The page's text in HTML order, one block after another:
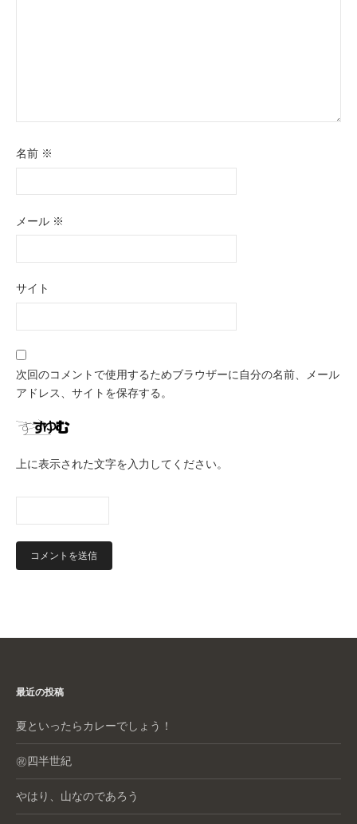
名前 ※
メール ※
サイト
次回のコメントで使用するためブラウザーに自分の名前、メール
アドレス、サイトを保存する。
上に表示された文字を入力してください。
最近の投稿
夏といったらカレーでしょう！
㊗️四半世紀
やはり、山なのであろう